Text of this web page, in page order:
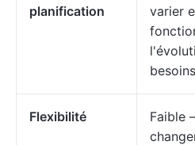
planification
varier
Flexibilité
Faible